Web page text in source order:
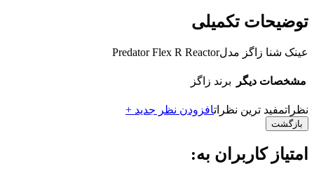
توضیحات تکمیلی
عینک شنا زاگز مدلPredator Flex R Reactor
مشخصات دیگر برند زاگز
نظراتمفید ترین نظراتافزودن نظر جدید +
بازگشت
امتیاز کاربران به: